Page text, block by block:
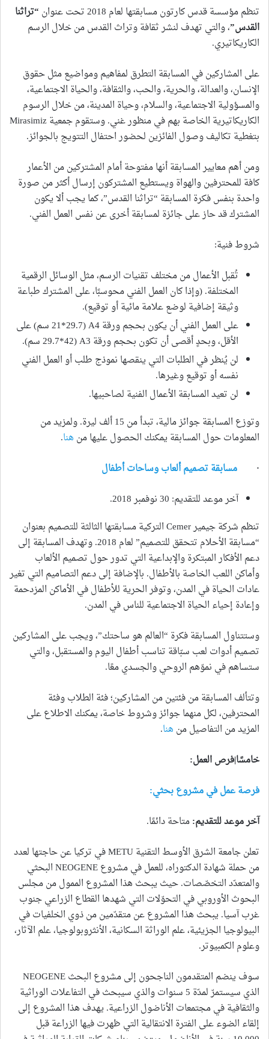
تنظم مؤسسة قدس كارتون مسابقتها لعام 2018 تحت عنوان
“تراثنا
القدس”، والتي تهدف لنشر ثقافة وتراث القدس من خلال الرسم
الكاريكاتيري.
على المشاركين في المسابقة التطرق لمفاهيم ومواضيع مثل حقوق
الإنسان، والعدالة، والحرية، والحب، والثقافة، والحياة الاجتماعية،
والمسؤولية الاجتماعية، والسلام، وحياة المدينة، من خلال الرسوم
الكاريكاتيرية الخاصة بهم في منظور غني. وستقوم جمعية Mirasimiz
بتغطية تكاليف وصول الفائزين لحضور احتفال التتويج بالجوائز.
ومن أهم معايير المسابقة أنها مفتوحة أمام المشتركين من الأعمار
كافة للمحترفين والهواة ويستطيع المشتركون إرسال أكثر من صورة
واحدة بنفس فكرة المسابقة “تراثنا القدس”، كما يجب ألا يكون
المشترك قد حاز على جائزة لمسابقة أخرى عن نفس العمل الفني.
شروط فنية:
تُقبل الأعمال من مختلف تقنيات الرسم، مثل الوسائل الرقمية
المختلفة. (وإذا كان العمل الفني محوسبًا، على المشترك طباعة
وثيقة إضافية لوضع علامة مائية أو توقيع).
على العمل الفني أن يكون بحجم ورقة A4 (21*29.7 سم) على
الأقل، وبحدٍ أقصى أن تكون بحجم ورقة A3 (29.7*42 سم).
لن يُنظر في الطلبات التي ينقصها نموذج طلب أو العمل الفني
نفسه أو توقيع وغيرها.
لن تعيد المسابقة الأعمال الفنية لصاحبيها.
وتوزع المسابقة جوائز مالية، تبدأ من 15 ألف ليرة. ولمزيد من
المعلومات حول المسابقة يمكنك الحصول عليها من هنا.
· مسابقة تصميم ألعاب وساحات أطفال
آخر موعد للتقديم: 30 نوفمبر 2018.
تنظم شركة جيمير Cemer التركية مسابقتها الثالثة للتصميم بعنوان
“مسابقة الأحلام تتحقق للتصميم” لعام 2018. وتهدف المسابقة إلى
دعم الأفكار المبتكرة والإبداعية التي تدور حول تصميم الألعاب
وأماكن اللعب الخاصة بالأطفال. بالإضافة إلى دعم التصاميم التي تغير
عادات الحياة في المدن، وتوفر الحرية للأطفال في الأماكن المزدحمة
وإعادة إحياء الحياة الاجتماعية للناس في المدن.
وستتناول المسابقة فكرة “العالم هو ساحتك”، ويجب على المشاركين
تصميم أدوات لعب سبّاقة تناسب أطفال اليوم والمستقبل، والتي
ستساهم في نموّهم الروحي والجسدي معًا.
وتتألف المسابقة من فئتين من المشاركين؛ فئة الطلاب وفئة
المحترفين، لكل منهما جوائز وشروط خاصة، يمكنك الاطلاع على
المزيد من التفاصيل من هنا.
خامسًا|فرص العمل:
فرصة عمل في مشروع بحثي:
آخر موعد للتقديم:متاحة دائمًا.
تعلن جامعة الشرق الأوسط التقنية METU في تركيا عن حاجتها لعدد
من حملة شهادة الدكتوراه، للعمل في مشروع NEOGENE البحثي
والمتعدّد التخصّصات. حيث يبحث هذا المشروع الممول من مجلس
البحوث الأوروبي في التحوّلات التي شهدها القطاع الزراعي جنوب
غرب آسيا. يبحث هذا المشروع عن متقدّمين من ذوي الخلفيات في
البيولوجيا الجزيئية، علم الوراثة السكانية، الأنثروبولوجيا، علم الآثار،
وعلوم الكمبيوتر.
سوف ينضم المتقدمون الناجحون إلى مشروع البحث NEOGENE
الذي سيستمرّ لمدّة 5 سنوات والذي سيبحث في التفاعلات الوراثية
والثقافية في مجتمعات الأناضول الزراعية. يهدف هذا المشروع إلى
إلقاء الضوء على الفترة الانتقالية التي ظهرت فيها الزراعة قبل